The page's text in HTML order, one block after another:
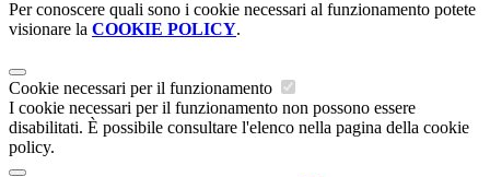
Per conoscere quali sono i cookie necessari al funzionamento potete
visionare la COOKIE POLICY.
Cookie necessari per il funzionamento
I cookie necessari per il funzionamento non possono essere
disabilitati. È possibile consultare l'elenco nella pagina della cookie
policy.